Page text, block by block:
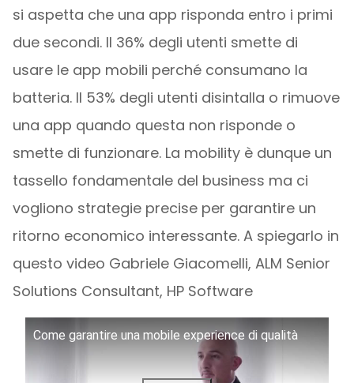
si aspetta che una app risponda entro i primi
due secondi. Il 36% degli utenti smette di
usare le app mobili perché consumano la
batteria. Il 53% degli utenti disintalla o rimuove
una app quando questa non risponde o
smette di funzionare. La mobility è dunque un
tassello fondamentale del business ma ci
vogliono strategie precise per garantire un
ritorno economico interessante. A spiegarlo in
questo video Gabriele Giacomelli, ALM Senior
Solutions Consultant, HP Software
Come garantire una mobile experience di qualità